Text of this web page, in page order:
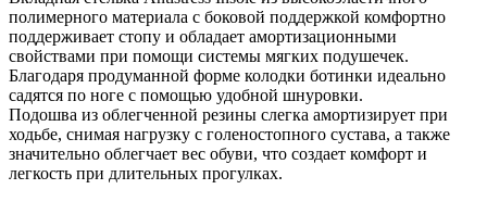
полимерного материала с боковой поддержкой комфортно
поддерживает стопу и обладает амортизационными
свойствами при помощи системы мягких подушечек.
Благодаря продуманной форме колодки ботинки идеально
садятся по ноге с помощью удобной шнуровки.
Подошва из облегченной резины слегка амортизирует при
ходьбе, снимая нагрузку с голеностопного сустава, а также
значительно облегчает вес обуви, что создает комфорт и
легкость при длительных прогулках.